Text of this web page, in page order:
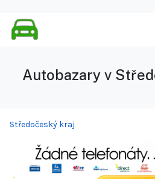
Autobazary v
Středočeský kraj